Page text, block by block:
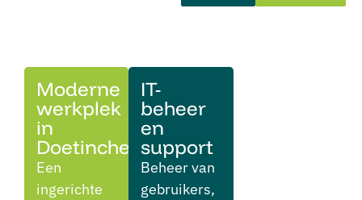
Moderne
werkplek
in
Doetinchem
Een
ingerichte
IT-
beheer
en
support
Beheer van
gebruikers,